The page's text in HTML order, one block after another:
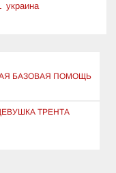
украина
БАЗОВАЯ ПОМОЩЬ
ТРЕНТА